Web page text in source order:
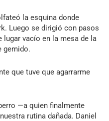
la esquina donde
Luego se dirigió con pasos
lugar vacío en la mesa de la
gemido.
que tuve que agarrarme
—a quien finalmente
rutina dañada. Daniel